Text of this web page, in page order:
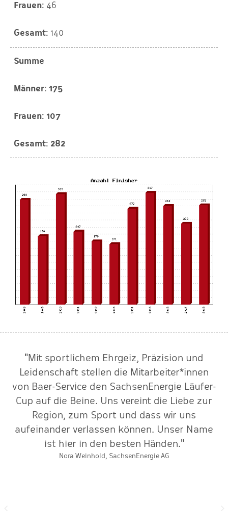
46
140
Summe
175
107
282
"Mit sportlichem Ehrgeiz, Präzision und
Leidenschaft stellen die Mitarbeiter*innen
von Baer-Service den SachsenEnergie Läufer-
Cup auf die Beine. Uns vereint die Liebe zur
Region, zum Sport und dass wir uns
aufeinander verlassen können. Unser Name
ist hier in den besten Händen."
Nora Weinhold, SachsenEnergie AG